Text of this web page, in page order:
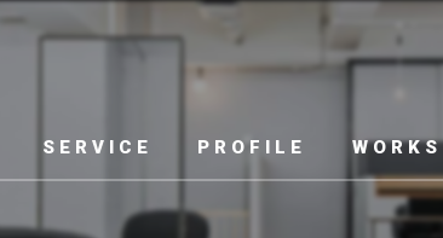
SERVICE PROFILE WORKS